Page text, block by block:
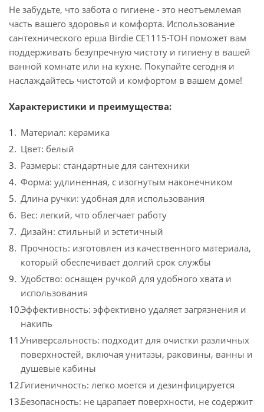
Не забудьте, что забота о гигиене - это неотъемлемая
часть вашего здоровья и комфорта. Использование
сантехнического ерша Birdie CE1115-TOH поможет вам
поддерживать безупречную чистоту и гигиену в вашей
ванной комнате или на кухне. Покупайте сегодня и
наслаждайтесь чистотой и комфортом в вашем доме!
Характеристики и преимущества:
Материал: керамика
Цвет: белый
Размеры: стандартные для сантехники
Форма: удлиненная, с изогнутым наконечником
Длина ручки: удобная для использования
Вес: легкий, что облегчает работу
Дизайн: стильный и эстетичный
Прочность: изготовлен из качественного материала,
который обеспечивает долгий срок службы
Удобство: оснащен ручкой для удобного хвата и
использования
Эффективность: эффективно удаляет загрязнения и
накипь
Универсальность: подходит для очистки различных
поверхностей, включая унитазы, раковины, ванны и
душевые кабины
Гигиеничность: легко моется и дезинфицируется
Безопасность: не царапает поверхности, не содержит